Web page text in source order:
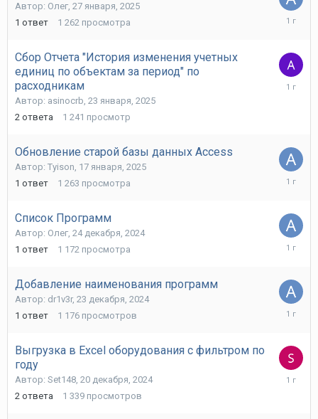
Автор: Олег, 27 января, 2025
1 ответ 1 262 просмотра
27
Сбор Отчета "История изменения учетных
единиц по объектам за период" по
расходникам
Автор: asinocrb, 23 января, 2025
2 ответа 1 241 просмотр
23
Обновление старой базы данных Access
Автор: Tyison, 17 января, 2025
1 ответ 1 263 просмотра
17
Список Программ
Автор: Олег, 24 декабря, 2024
1 ответ 1 172 просмотра
24
Добавление наименования программ
Автор: dr1v3r, 23 декабря, 2024
1 ответ 1 176 просмотров
23
Выгрузка в Excel оборудования с фильтром по
году
Автор: Set148, 20 декабря, 2024
2 ответа 1 339 просмотров
20